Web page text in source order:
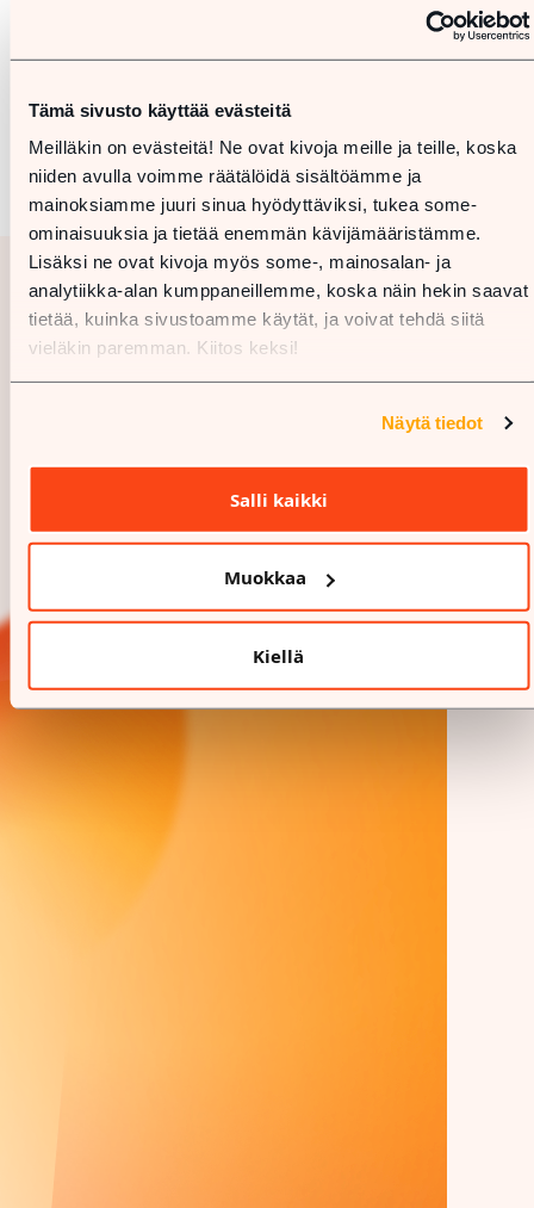
Tämä sivusto käyttää evästeitä
Meilläkin on evästeitä! Ne ovat kivoja meille ja teille, koska
niiden avulla voimme räätälöidä sisältöämme ja
mainoksiamme juuri sinua hyödyttäviksi, tukea some-
ominaisuuksia ja tietää enemmän kävijämääristämme.
Lisäksi ne ovat kivoja myös some-, mainosalan- ja
analytiikka-alan kumppaneillemme, koska näin hekin saavat
tietää, kuinka sivustoamme käytät, ja voivat tehdä siitä
vieläkin paremman. Kiitos keksi!
Näytä tiedot
Salli kaikki
Muokkaa
Kiellä